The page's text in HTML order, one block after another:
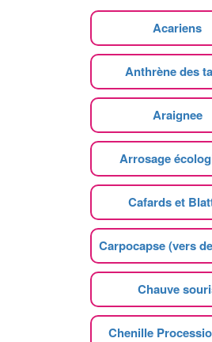
Acariens
Anthrène des
Araignee
Arrosage
Cafards et
Carpocapse (vers
Chauve
Chenille